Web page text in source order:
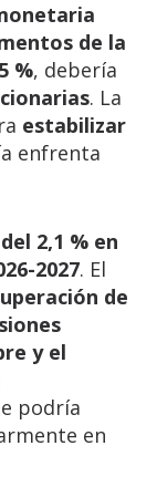
de la
%, debería
. La
estabilizar
enfrenta
2,1 % en
2027. El
de
y el
podría
en